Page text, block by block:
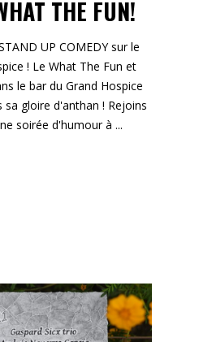
THE FUN!
UP COMEDY sur le
! Le What The Fun et
le bar du Grand Hospice
sa gloire d'anthan ! Rejoins
soirée d'humour à